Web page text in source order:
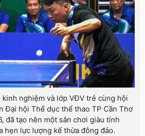
kinh nghiệm và lớp VĐV trẻ cùng hội
Đại hội Thể dục thể thao TP Cần Thơ
đã tạo nên một sân chơi giàu tính
hẹn lực lượng kế thừa đông đảo.